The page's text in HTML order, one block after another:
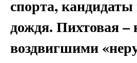
спорта,
дождя. Пихтовая –
воздвигшими